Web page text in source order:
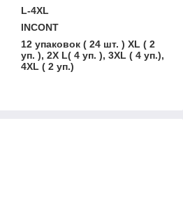
L-4XL
INCONT
12 упаковок ( 24 шт. ) XL ( 2
уп. ), 2X L( 4 уп. ), 3XL ( 4 уп.),
4XL ( 2 уп.)